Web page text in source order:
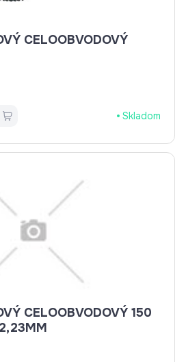
CELOOBVODOVÝ
Skladom
CELOOBVODOVÝ 150